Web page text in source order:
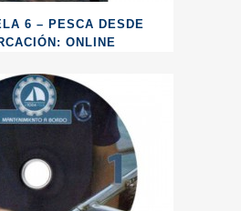
6 – PESCA DESDE
ONLINE